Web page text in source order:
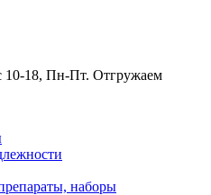
10-18, Пн-Пт. Отгружаем
наборы